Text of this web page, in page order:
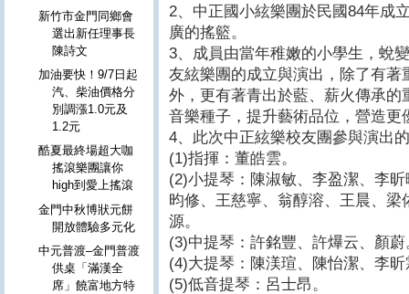
2、中正國小絃樂團於民國84年成
廣的搖籃。
3、成員由當年稚嫩的小學生，蛻
友絃樂團的成立與演出，除了有
外，更有著青出於藍、薪火傳承
音樂種子，提升藝術品位，營造更
4、此次中正絃樂校友團參與演出
(1)指揮：董皓雲。
(2)小提琴：陳淑敏、李盈潔、李
昀修、王慈寧、翁醇溶、王晨、
源。
(3)中提琴：許銘豐、許爗云、顏蔚
(4)大提琴：陳渼瑄、陳怡潔、李
(5)低音提琴：呂士昂。
新竹市金門同鄉會
選出新任理事長
陳詩文
加油要快！9/7日起
汽、柴油價格分
別調漲1.0元及
1.2元
酷夏最終場超大咖
搖滾樂團讓你
high到愛上搖滾
金門中秋博​狀元餅
開放體驗多元化
中元普渡–金門普渡
供桌「滿漢全
席」饒富地方特